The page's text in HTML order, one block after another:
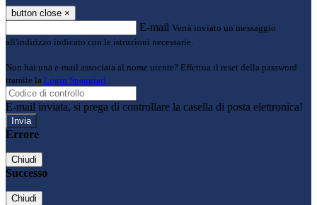
button close ×
E-mail Verrà inviato un messaggio
all'indirizzo indicato con le istruzioni necessarie.
Non hai una e-mail associata al nome utente? Effettua il reset della password
tramite la Login Spaggiari
E-mail inviata, si prega di controllare la casella di posta elettronica!
Errore
Chiudi
Successo
Chiudi